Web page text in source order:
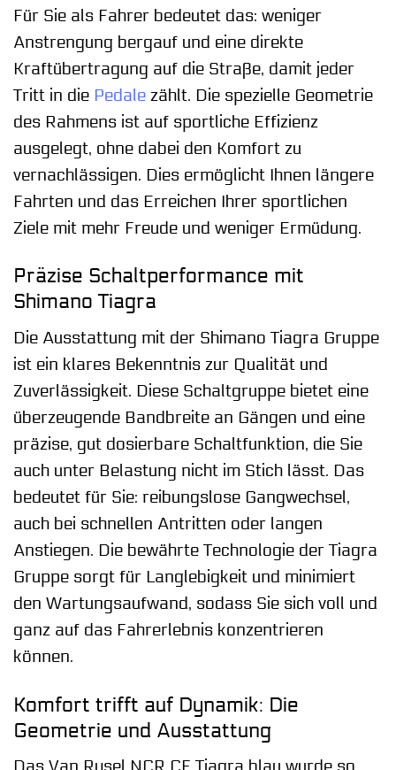
Für Sie als Fahrer bedeutet das: weniger
Anstrengung bergauf und eine direkte
Kraftübertragung auf die Straße, damit jeder
Tritt in die Pedale zählt. Die spezielle Geometrie
des Rahmens ist auf sportliche Effizienz
ausgelegt, ohne dabei den Komfort zu
vernachlässigen. Dies ermöglicht Ihnen längere
Fahrten und das Erreichen Ihrer sportlichen
Ziele mit mehr Freude und weniger Ermüdung.
Präzise Schaltperformance mit
Shimano Tiagra
Die Ausstattung mit der Shimano Tiagra Gruppe
ist ein klares Bekenntnis zur Qualität und
Zuverlässigkeit. Diese Schaltgruppe bietet eine
überzeugende Bandbreite an Gängen und eine
präzise, gut dosierbare Schaltfunktion, die Sie
auch unter Belastung nicht im Stich lässt. Das
bedeutet für Sie: reibungslose Gangwechsel,
auch bei schnellen Antritten oder langen
Anstiegen. Die bewährte Technologie der Tiagra
Gruppe sorgt für Langlebigkeit und minimiert
den Wartungsaufwand, sodass Sie sich voll und
ganz auf das Fahrerlebnis konzentrieren
können.
Komfort trifft auf Dynamik: Die
Geometrie und Ausstattung